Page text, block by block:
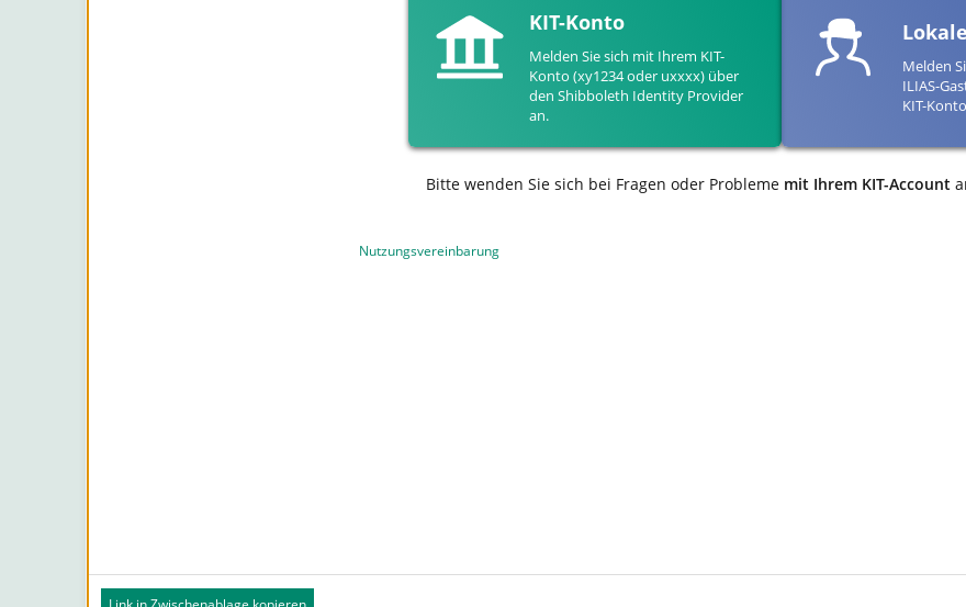
KIT-Konto
Melden Sie sich mit Ihrem KIT-
Konto (xy1234 oder uxxxx) über
den Shibboleth Identity Provider
an.
Melden
ILIAS-
KIT-
Bitte wenden Sie sich bei Fragen oder Probleme mit Ihrem KIT-Account
Nutzungsvereinbarung